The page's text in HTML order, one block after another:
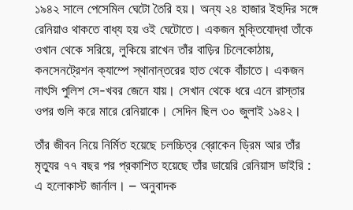
১৯৪২ সালে পেসেমিল ঘেটো তৈরি হয়। অন্য ২৪ হাজার ইহুদির সঙ্গে
রেনিয়াও থাকতে বাধ্য হয় ওই ঘেটোতে। একজন মুক্তিযোদ্ধা তাঁকে
ওখান থেকে সরিয়ে, লুকিয়ে রাখেন তাঁর বাড়ির চিলেকোঠায়,
কনসেনট্রেশন ক্যাম্পে স্থানান্তরের হাত থেকে বাঁচাতে। একজন
নাৎসি পুলিশ সে-খবর জেনে যায়। সেখান থেকে ধরে এনে রাস্তার
ওপর গুলি করে মারে রেনিয়াকে। সেদিন ছিল ৩০ জুলাই ১৯৪২।
তাঁর জীবন নিয়ে নির্মিত হয়েছে চলচ্চিত্র ব্রোকেন ড্রিম আর তাঁর
মৃত্যুর ৭৭ বছর পর প্রকাশিত হয়েছে তাঁর ডায়েরি রেনিয়াস ডাইরি :
এ হলোকাস্ট জার্নাল। – অনুবাদক